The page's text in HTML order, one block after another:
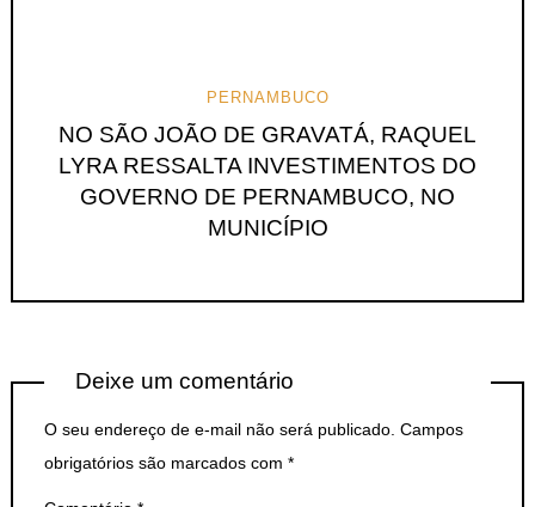
PERNAMBUCO
NO SÃO JOÃO DE GRAVATÁ, RAQUEL
LYRA RESSALTA INVESTIMENTOS DO
GOVERNO DE PERNAMBUCO, NO
MUNICÍPIO
Deixe um comentário
O seu endereço de e-mail não será publicado. Campos
obrigatórios são marcados com *